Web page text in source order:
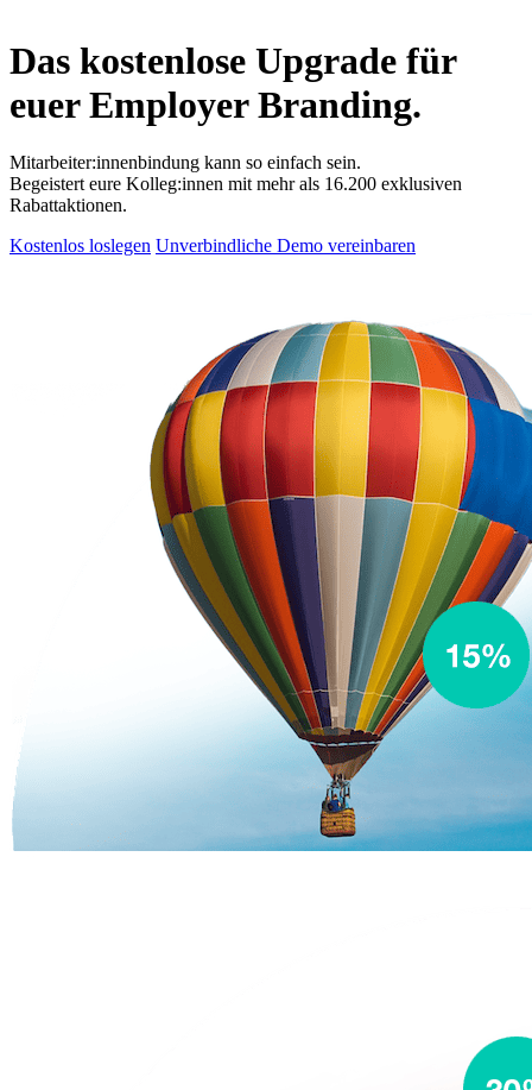
Das kostenlose Upgrade für
euer Employer Branding.
Mitarbeiter:innenbindung kann so einfach sein.
Begeistert eure Kolleg:innen mit mehr als 16.200 exklusiven
Rabattaktionen.
Kostenlos loslegen Unverbindliche Demo vereinbaren